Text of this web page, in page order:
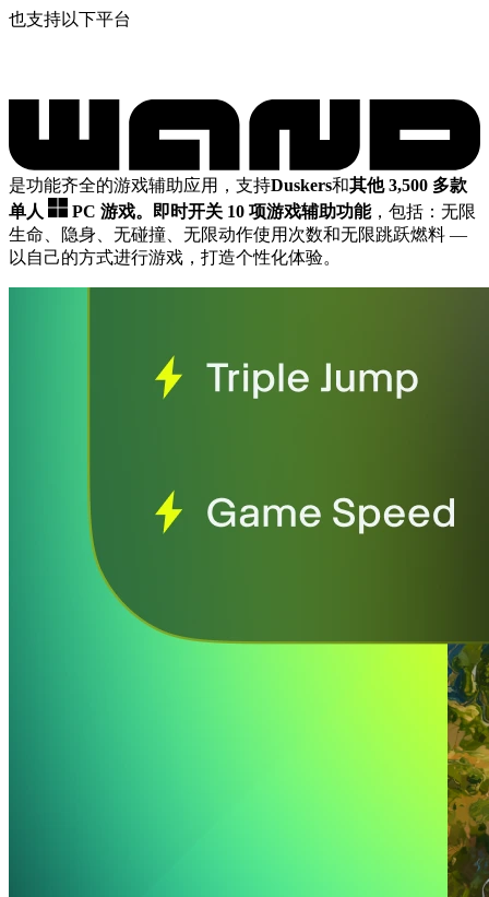
也支持以下平台
是功能齐全的游戏辅助应用，支持Duskers和其他 3,500 多款
单人
PC 游戏。 即时开关 10 项游戏辅助功能，包括：无限
生命、隐身、无碰撞、无限动作使用次数和无限跳跃燃料 —
以自己的方式进行游戏，打造个性化体验。